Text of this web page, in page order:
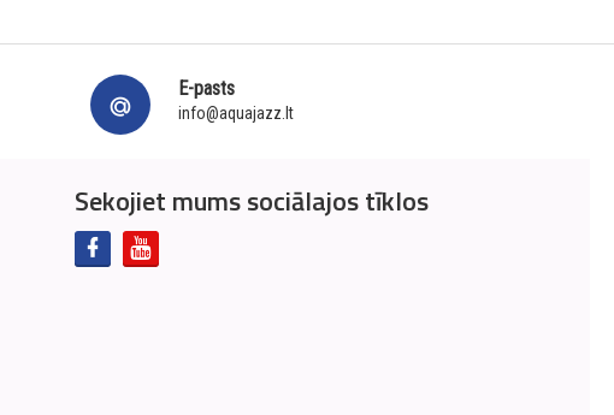
E-pasts
info@aquajazz.lt
Sekojiet mums sociālajos tīklos